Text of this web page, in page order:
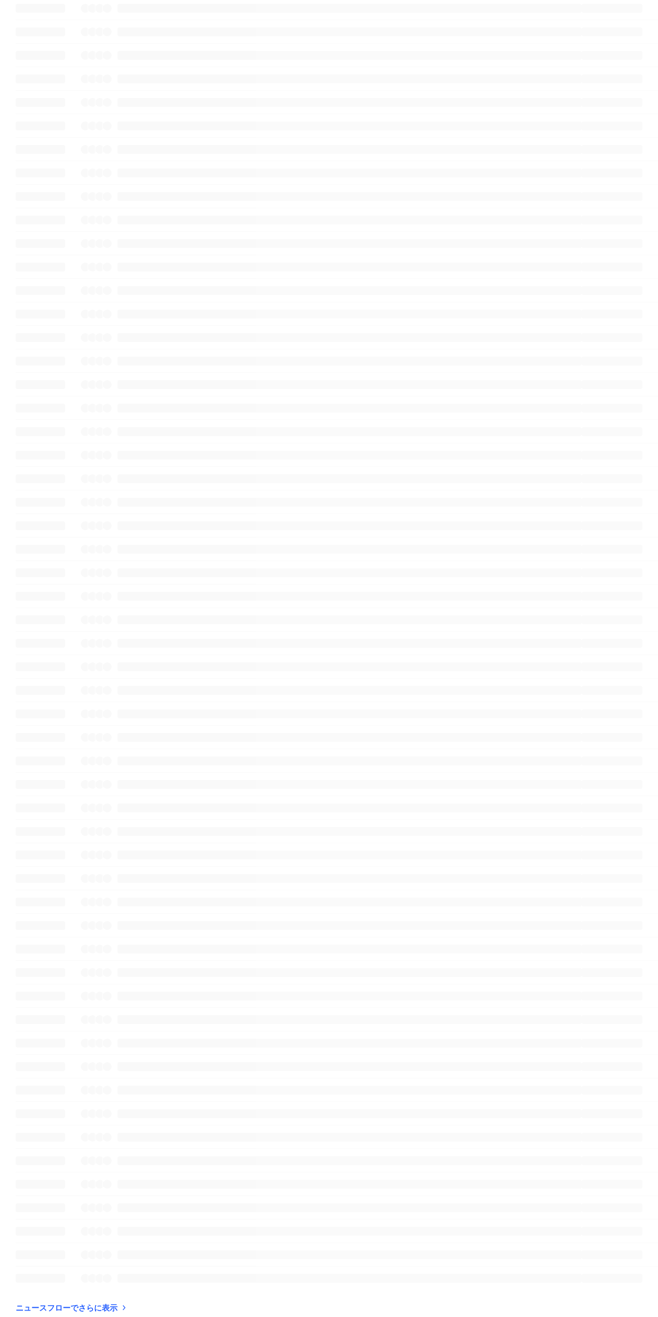
ニュースフローでさらに表示